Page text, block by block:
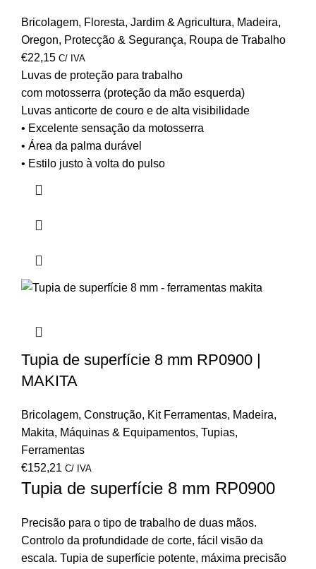
Bricolagem, Floresta, Jardim & Agricultura, Madeira,
Oregon, Protecção & Segurança, Roupa de Trabalho
€22,15 C/ IVA
Luvas de proteção para trabalho
com motosserra (proteção da mão esquerda)
Luvas anticorte de couro e de alta visibilidade
• Excelente sensação da motosserra
• Área da palma durável
• Estilo justo à volta do pulso
Tupia de superfície 8 mm RP0900 |
MAKITA
Bricolagem, Construção, Kit Ferramentas, Madeira,
Makita, Máquinas & Equipamentos, Tupias,
Ferramentas
€152,21 C/ IVA
Tupia de superfície 8 mm RP0900
Precisão para o tipo de trabalho de duas mãos.
Controlo da profundidade de corte, fácil visão da
escala. Tupia de superfície potente, máxima precisão